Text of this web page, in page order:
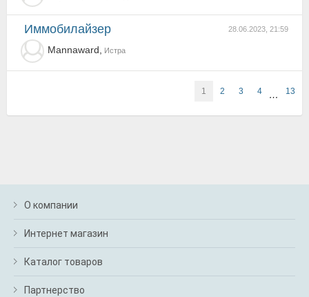
28.06.2023, 21:59
Иммобилайзер
Mannaward, Истра
1 2 3 4 … 13
О компании
Интернет магазин
Каталог товаров
Партнерство